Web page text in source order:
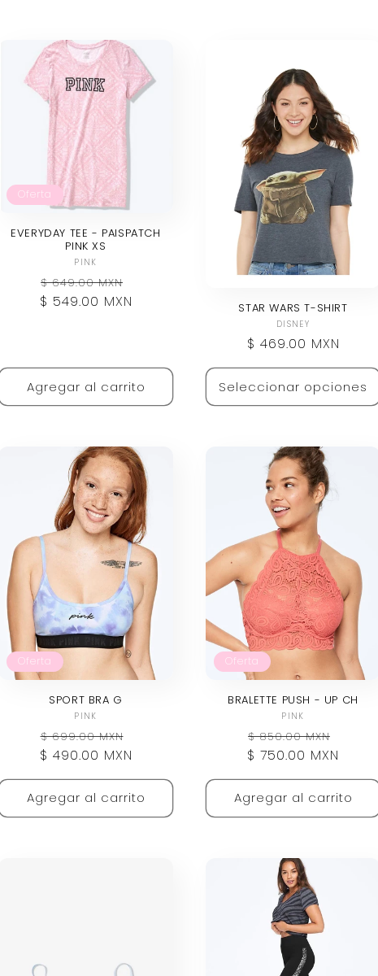
Oferta
EVERYDAY TEE - PAISPATCH
PINK XS
Proveedor:
PINK
Precio
habitual
$ 649.00 MXN
$ 549.00 MXN
Agregar al carrito
STAR WARS T-SHIRT
Proveedor:
DISNEY
Precio
habitual
$ 469.00 MXN
Seleccionar opciones
Oferta
SPORT BRA G
Proveedor:
PINK
Precio
habitual
$ 699.00 MXN
oferta
$ 490.00 MXN
Agregar al carrito
Oferta
BRALETTE PUSH - UP CH
Proveedor:
PINK
Precio
habitual
$ 850.00 MXN
oferta
$ 750.00 MXN
Agregar al carrito